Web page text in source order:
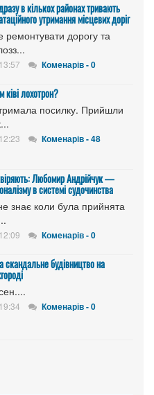
в кількох районах тривають
утримання місцевих доріг
ремонтувати дорогу та
Коменарів - 0
ківі лохотрон?
посилку. Прийшли
Коменарів - 48
Любомир Андрійчук —
в системі судочинства
знає коли була прийнята
Коменарів - 0
скандальне будівництво на
Коменарів - 0